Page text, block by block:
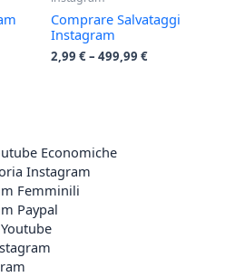
Comprare Salvataggi
Instagram
2,99 €– 499,99 €
Economiche
Instagram
Femminili
Paypal